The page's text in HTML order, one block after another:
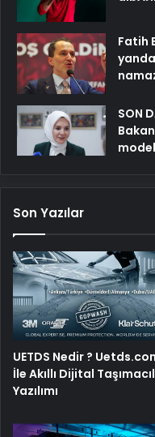
Fatih
yanda
SON
Son Yazılar
UETDS Nedir ?
İle Akıllı Dijital
Yazılımı